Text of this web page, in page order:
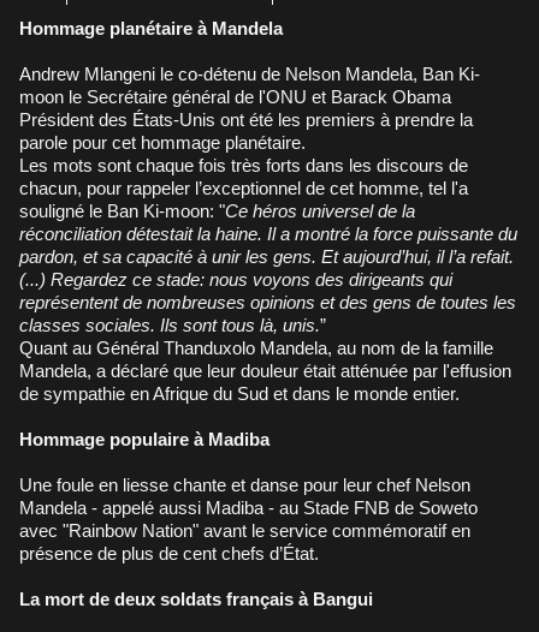
Hommage planétaire à Mandela
Andrew Mlangeni le co-détenu de Nelson Mandela, Ban Ki-
moon le Secrétaire général de l'ONU et Barack Obama
Président des États-Unis ont été les premiers à prendre la
parole pour cet hommage planétaire.
Les mots sont chaque fois très forts dans les discours de
chacun, pour rappeler l’exceptionnel de cet homme, tel l'a
souligné le Ban Ki-moon: "Ce héros universel de la
réconciliation détestait la haine. Il a montré la force puissante du
pardon, et sa capacité à unir les gens. Et aujourd’hui, il l’a refait.
(...) Regardez ce stade: nous voyons des dirigeants qui
représentent de nombreuses opinions et des gens de toutes les
classes sociales. Ils sont tous là, unis.”
Quant au Général Thanduxolo Mandela, au nom de la famille
Mandela, a déclaré que leur douleur était atténuée par l'effusion
de sympathie en Afrique du Sud et dans le monde entier.
Hommage populaire à Madiba
Une foule en liesse chante et danse pour leur chef Nelson
Mandela - appelé aussi Madiba - au Stade FNB de Soweto
avec "Rainbow Nation" avant le service commémoratif en
présence de plus de cent chefs d’État.
La mort de deux soldats français à Bangui